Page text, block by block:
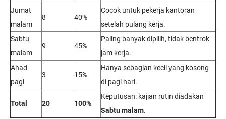
Jumat
malam
8 40%
Cocok untuk pekerja kantoran
setelah pulang kerja.
Sabtu
malam
9 45%
Paling banyak dipilih, tidak bentrok
jam kerja.
Ahad
pagi
3 15%
Hanya sebagian kecil yang kosong
di pagi hari.
Total 20 100%
Keputusan: kajian rutin diadakan
Sabtu malam.